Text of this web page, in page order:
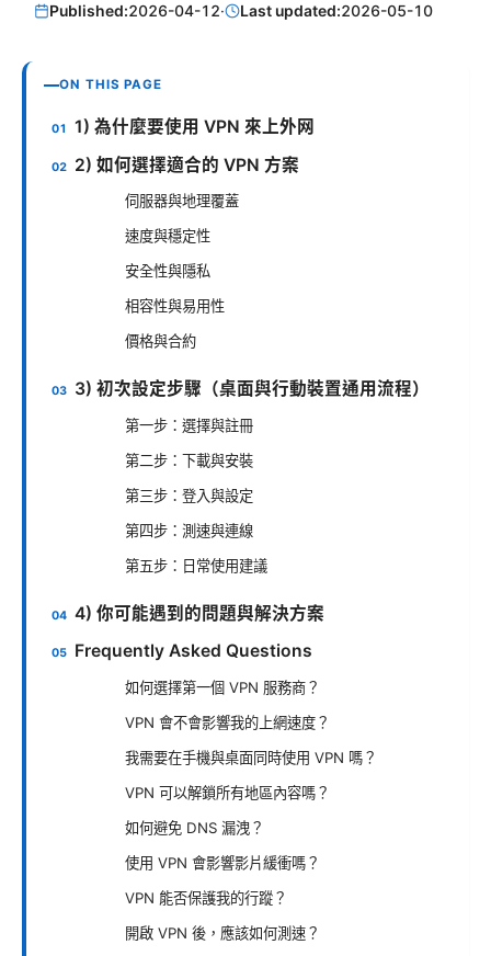
Published:2026-04-12· Last updated:2026-05-10
ON THIS PAGE
1) 為什麼要使用 VPN 來上外网
2) 如何選擇適合的 VPN 方案
伺服器與地理覆蓋
速度與穩定性
安全性與隱私
相容性與易用性
價格與合約
3) 初次設定步驟（桌面與行動裝置通用流程）
第一步：選擇與註冊
第二步：下載與安裝
第三步：登入與設定
第四步：測速與連線
第五步：日常使用建議
4) 你可能遇到的問題與解決方案
Frequently Asked Questions
如何選擇第一個 VPN 服務商？
VPN 會不會影響我的上網速度？
我需要在手機與桌面同時使用 VPN 嗎？
VPN 可以解鎖所有地區內容嗎？
如何避免 DNS 漏洩？
使用 VPN 會影響影片緩衝嗎？
VPN 能否保護我的行蹤？
開啟 VPN 後，應該如何測速？